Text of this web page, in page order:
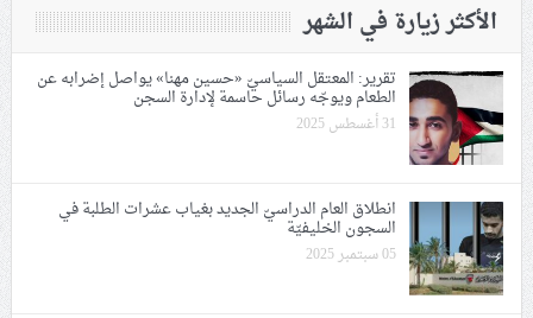
الأكثر زيارة في الشهر
تقرير: المعتقل السياسيّ «حسين مهنا» يواصل إضرابه عن
الطعام ويوجّه رسائل حاسمة لإدارة السجن
31 أغسطس 2025
انطلاق العام الدراسيّ الجديد بغياب عشرات الطلبة في
السجون الخليفيّة
05 سبتمبر 2025